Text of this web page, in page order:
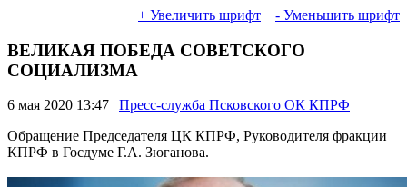
+ Увеличить шрифт - Уменьшить шрифт
ВЕЛИКАЯ ПОБЕДА СОВЕТСКОГО
СОЦИАЛИЗМА
6 мая 2020 13:47 | Пресс-служба Псковского ОК КПРФ
Обращение Председателя ЦК КПРФ, Руководителя фракции
КПРФ в Госдуме Г.А. Зюганова.